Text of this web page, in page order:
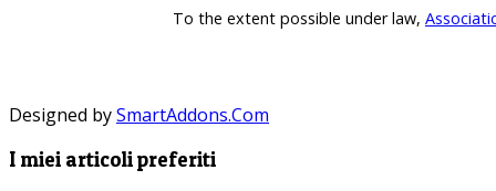
To the extent possible under law,
Designed bySmartAddons.Com
I miei articoli preferiti